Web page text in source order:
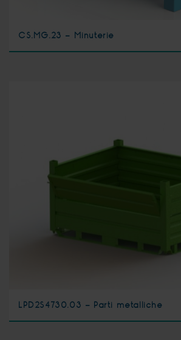
CS.MG.23 - Minuterie
LPD2S4730.03 - Parti metalliche